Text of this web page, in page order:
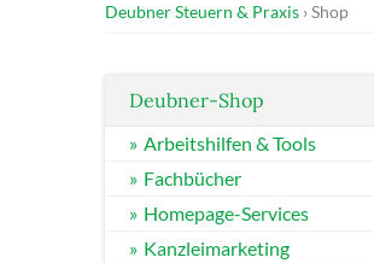
Deubner Steuern & Praxis Shop
Deubner-Shop
Arbeitshilfen & Tools
Fachbücher
Homepage-Services
Kanzleimarketing